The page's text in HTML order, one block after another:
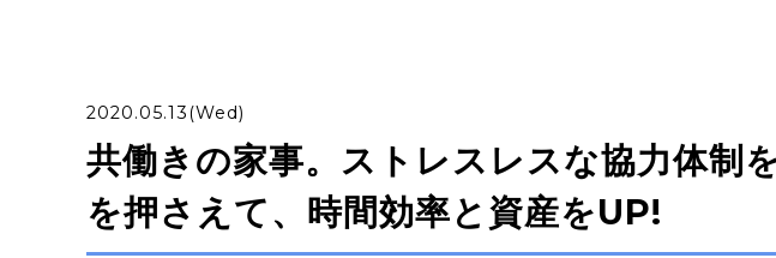
2020.05.13(Wed)
共働きの家事。ストレスレスな協力体制
を押さえて、時間効率と資産をUP!